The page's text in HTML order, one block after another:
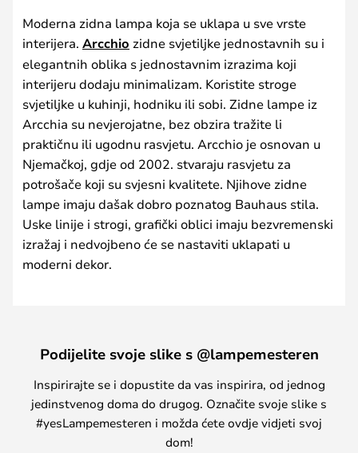
Moderna zidna lampa koja se uklapa u sve vrste
interijera. Arcchio zidne svjetiljke jednostavnih su i
elegantnih oblika s jednostavnim izrazima koji
interijeru dodaju minimalizam. Koristite stroge
svjetiljke u kuhinji, hodniku ili sobi. Zidne lampe iz
Arcchia su nevjerojatne, bez obzira tražite li
praktičnu ili ugodnu rasvjetu. Arcchio je osnovan u
Njemačkoj, gdje od 2002. stvaraju rasvjetu za
potrošače koji su svjesni kvalitete. Njihove zidne
lampe imaju dašak dobro poznatog Bauhaus stila.
Uske linije i strogi, grafički oblici imaju bezvremenski
izražaj i nedvojbeno će se nastaviti uklapati u
moderni dekor.
Podijelite svoje slike s @lampemesteren
Inspirirajte se i dopustite da vas inspirira, od jednog
jedinstvenog doma do drugog. Označite svoje slike s
#yesLampemesteren i možda ćete ovdje vidjeti svoj
dom!